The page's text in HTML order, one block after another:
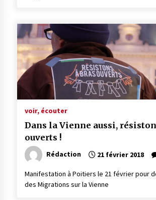
voir, écouter
Dans la Vienne aussi,
ouverts !
Rédaction 21 février 2018
Manifestation à Poitiers le 21 février pour
des Migrations sur la Vienne